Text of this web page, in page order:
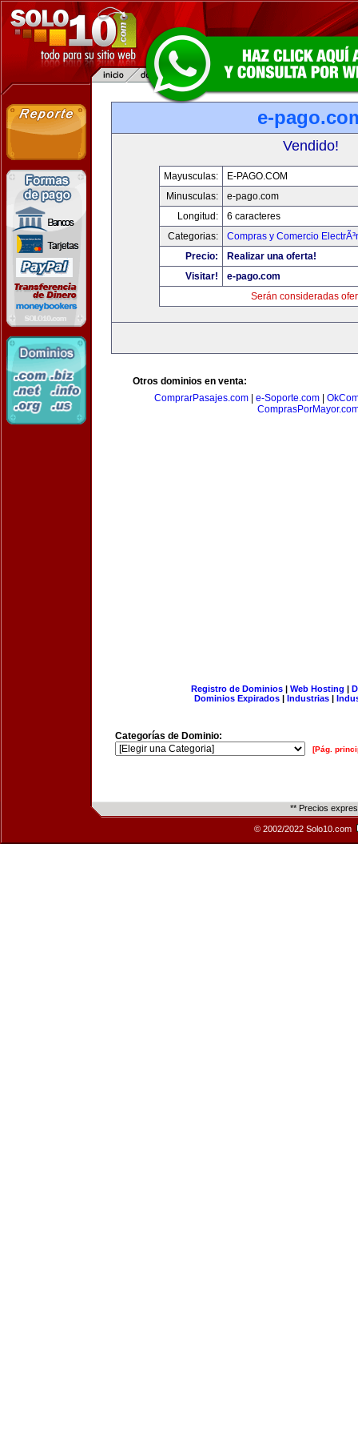
e-
Vendido!
Mayusculas:
E-PAGO.COM
Minusculas:
e-pago.com
Longitud:
6 caracteres
Categorias:
Compras y Comercio
Precio:
Realizar una oferta!
Visitar!
e-pago.com
Serán consideradas
Otros dominios en venta:
ComprarPasajes.com
e-Soporte.com
Registro de Dominios| Web Hosting |
Dominios Expirados | Industrias |
Categorías de Dominio:
[Pág.
** Precios
© 2002/2022 Solo10.com